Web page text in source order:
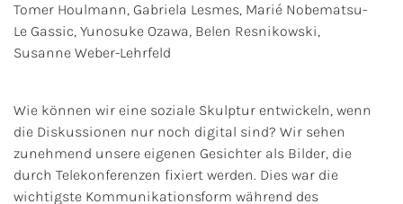
Tomer Houlmann, Gabriela Lesmes, Marié Nobematsu-
Le Gassic, Yunosuke Ozawa, Belen Resnikowski,
Susanne Weber-Lehrfeld
Wie können wir eine soziale Skulptur entwickeln, wenn
die Diskussionen nur noch digital sind? Wir sehen
zunehmend unsere eigenen Gesichter als Bilder, die
durch Telekonferenzen fixiert werden. Dies war die
wichtigste Kommunikationsform während des